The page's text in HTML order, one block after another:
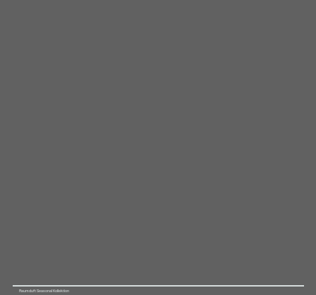
Raumduft Seasonal Kollektion